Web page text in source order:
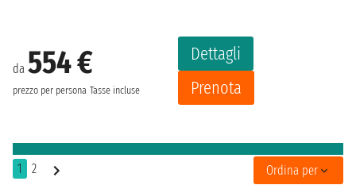
da 554 €
prezzo per persona Tasse incluse
Dettagli
Prenota
1 2 Ordina per